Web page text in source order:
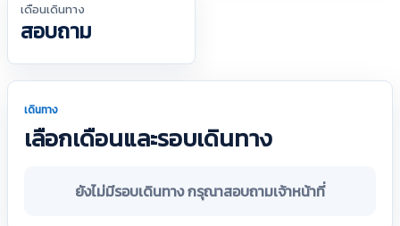
เดือนเดินทาง
สอบถาม
เดินทาง
เลือกเดือนและรอบเดินทาง
ยังไม่มีรอบเดินทาง กรุณาสอบถามเจ้าหน้าที่